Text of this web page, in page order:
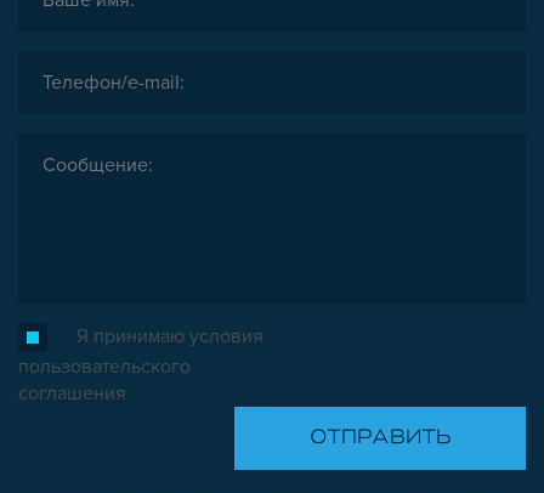
Я принимаю условия
пользовательского
соглашения